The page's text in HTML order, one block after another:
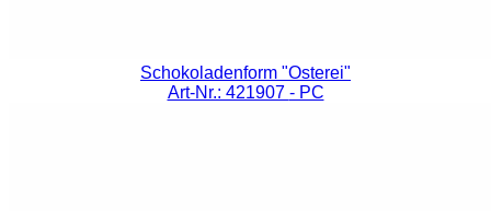
Schokoladenform "Osterei"
Art-Nr.: 421907 - PC